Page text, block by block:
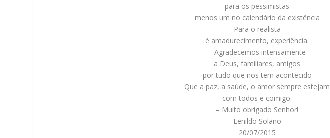
para os pessimistas
menos um no calendário da existência
Para o realista
é amadurecimento, experiência.
– Agradecemos intensamente
a Deus, familiares, amigos
por tudo que nos tem acontecido
Que a paz, a saúde, o amor sempre estejam
com todos e comigo.
– Muito obrigado Senhor!
Lenildo Solano
20/07/2015